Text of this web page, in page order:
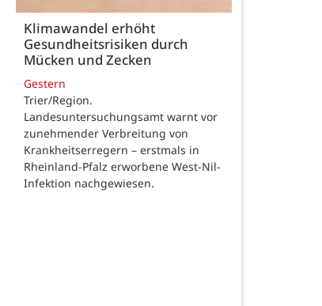
Klimawandel erhöht
Gesundheitsrisiken durch
Mücken und Zecken
Gestern
Trier/Region.
Landesuntersuchungsamt warnt vor
zunehmender Verbreitung von
Krankheitserregern – erstmals in
Rheinland-Pfalz erworbene West-Nil-
Infektion nachgewiesen.